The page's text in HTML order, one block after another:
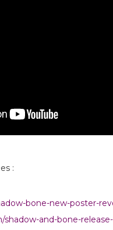
:
bone-new-poster-
and-bone-